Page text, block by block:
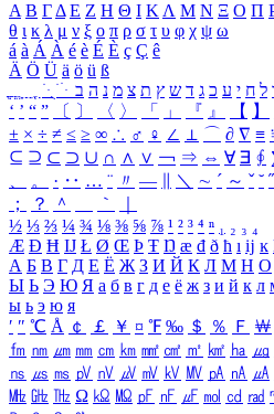
Α Β ΓΔ Ε Ζ Η Θ Ι ΚΛ Μ Ν Ξ Ο Π
θ ι κ λ μ ν ξ ο π ρ σ τ υ φ χ ψ ω
á à Á À é è É È ç Ç ê
Ä Ö Ü ä ö ü ß
ִֶֹ ֻּ ׁׂ ל ח י ע כ ג ד ש ץ ת צ מ נ ה ב
‘ ’ “ ” 〔 〕 〈 〉 「 」 『 』 【 】
± × ÷ ≠ ≤ ≥ ∞ ∴ ♂ ♀ ∠ ⊥ ⌒ ∂ ∇ ≡
⊆ ⊇ ⊂ ⊃ ∪ ∩ ∧ ∨ ￢ ⇒ ⇔ ∀ ∃ ∮
、
。 · ‥ … ¨ 〃 ― ＼ ∼ ´ ～ ˇ ˘ ˝
；
？ ＾ ｀
½ ⅓ ⅔ ¼ ¾ ⅛ ⅜ ⅝ ⅞ ¹ ² ³ ⁴ ⁿ ₁ ₂ ₃ ₄
Æ Ð Ħ Ĳ Ł Ø Œ Þ Ŧ Ŋ æ đ ð ħ ı ĳ ĸ
А Б В Г Д Е Ё Ж З И Й К Л М Н О
Ы Ь Э Ю Я а б в г д е ё ж з и й к л
ы ь э ю я
′ ″ ℃ Å ￠ ￡ ￥ ¤ ℉ ‰ ＄ ％ Ｆ ￦
㎙ ㎚ ㎛ ㎜ ㎝ ㎞ ㎟ ㎠ ㎡ ㎢ ㏊ ㎍
㎱ ㎲ ㎳ ㎴ ㎵ ㎶ ㎷ ㎸ ㎹ ㎀ ㎁ ㎂
㎒ ㎓ ㎔ Ω ㏀ ㏁ ㎊ ㎋ ㎌ ㏖ ㏅ ㎭